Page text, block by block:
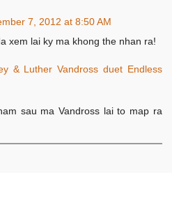
7, 2012 at 8:50 AM
xem lai ky ma khong the nhan ra!
& Luther Vandross duet Endless
sau ma Vandross lai to map ra